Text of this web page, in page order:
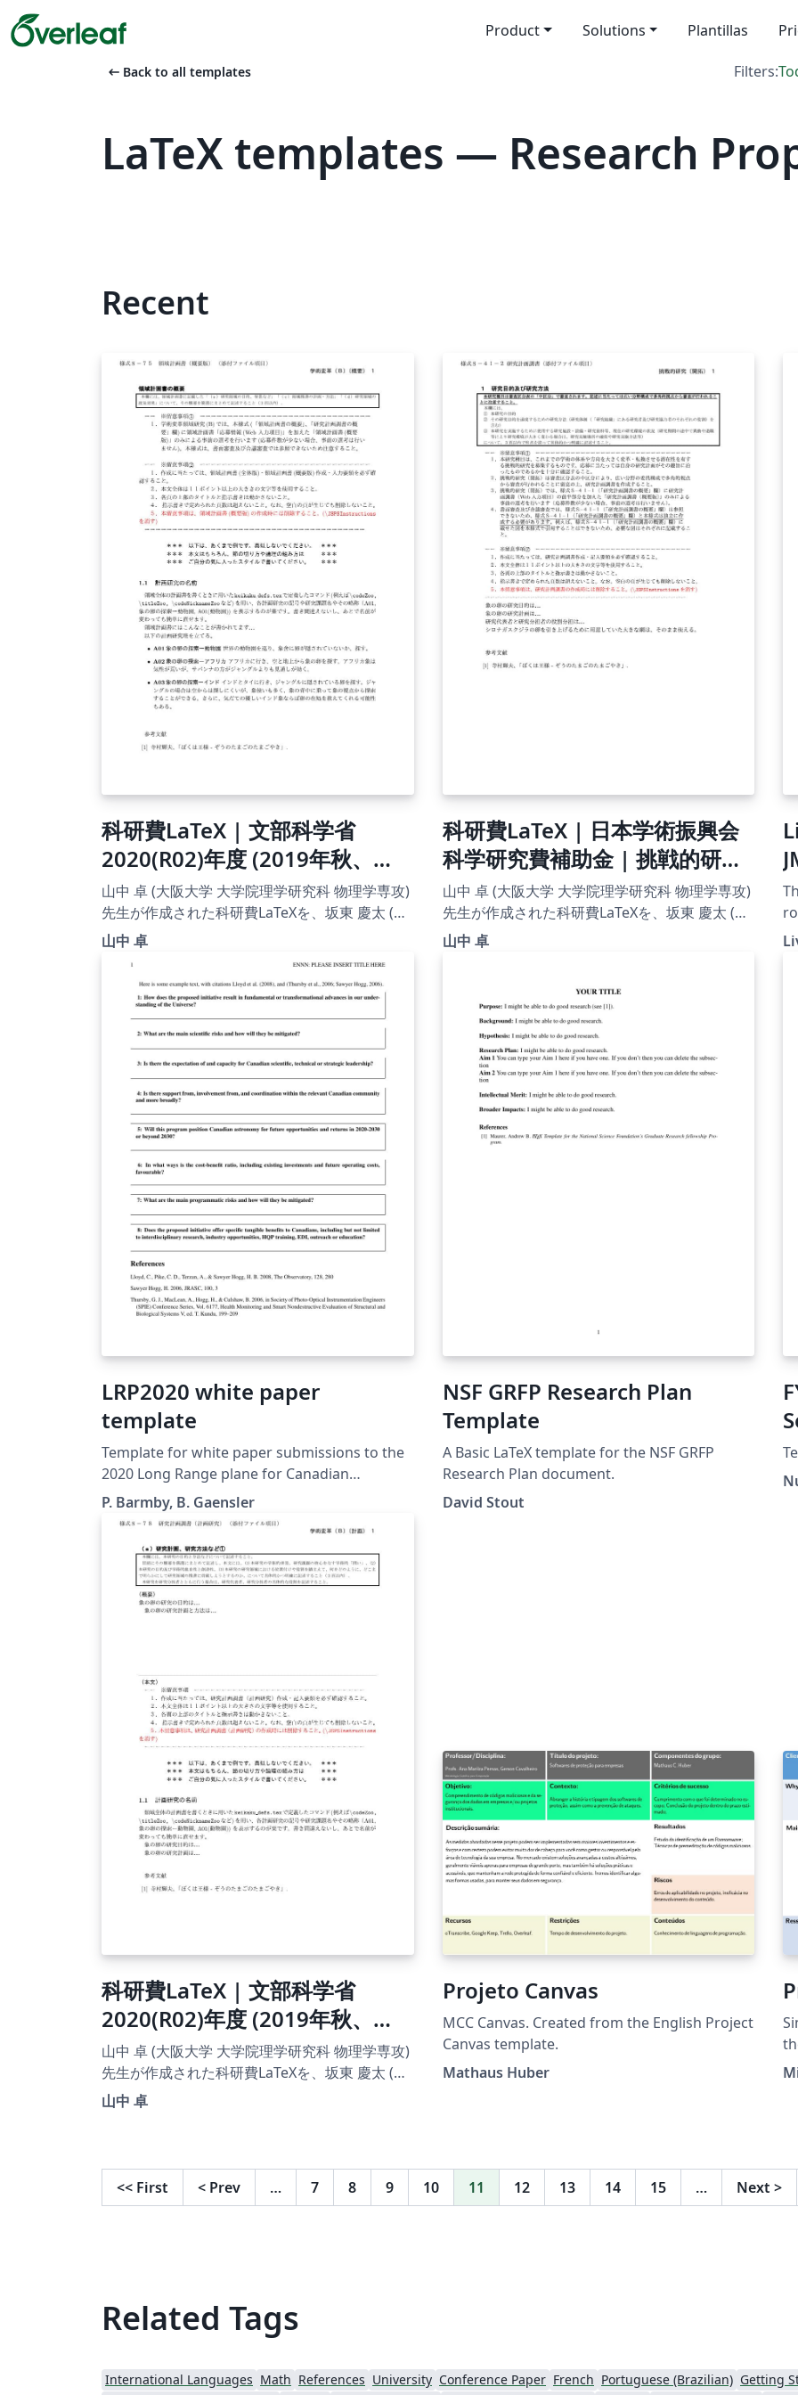
Product Solutions Plantillas
arrow_left_alt Back to all templates Filters:
LaTeX templates — Research
Recent
科研費LaTeX | 文部科学省
2020(R02)年度 (2019年秋、
2020年初め応募分) | 学術変革
領域研究(B) (領域計画書(概要
版)) | 2020.01.16
山中 卓 (大阪大学 大学院理学研究科 物理学専攻)
先生が作成された科研費LaTeXを、坂東 慶太 (名
古屋学院大学) が了承を得てテンプレート登録し
u.ac.jp/~taku/kakenhiLaTeX/
山中 卓
科研費LaTeX | 日本学術振興会
科学研究費補助金 | 挑戦的研究
(開拓) | 2020.09.02
山中 卓 (大阪大学 大学院理学研究科 物理学専攻)
先生が作成された科研費LaTeXを、坂東 慶太 (名
古屋学院大学) が了承を得てテンプレート登録し
u.ac.jp/~taku/kakenhiLaTeX/
山中 卓
LRP2020 white paper
template
Template for white paper submissions to the
2020 Long Range plane for Canadian
astronomy, LRP2020. For further information
see the call for white papers
P. Barmby, B. Gaensler
NSF GRFP Research Plan
Template
A Basic LaTeX template for the NSF GRFP
Research Plan document.
David Stout
科研費LaTeX | 文部科学省
2020(R02)年度 (2019年秋、
2020年初め応募分) | 学術変革
領域研究(B) (計画研究) |
2020.01.16
山中 卓 (大阪大学 大学院理学研究科 物理学専攻)
先生が作成された科研費LaTeXを、坂東 慶太 (名
古屋学院大学) が了承を得てテンプレート登録し
山中 卓
Projeto Canvas
MCC Canvas. Created from the English Project
Canvas template.
Mathaus Huber
<< First < Prev … 7 8 9 10 11 12 13 14 15 … Next >
Related Tags
International Languages Math References University Conference Paper French Portuguese (Brazilian) Getting